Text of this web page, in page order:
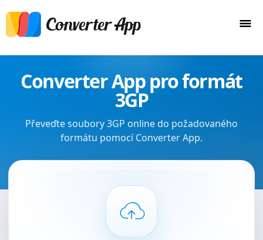
Converter App pro formát
3GP
Převeďte soubory 3GP online do požadovaného
formátu pomocí Converter App.